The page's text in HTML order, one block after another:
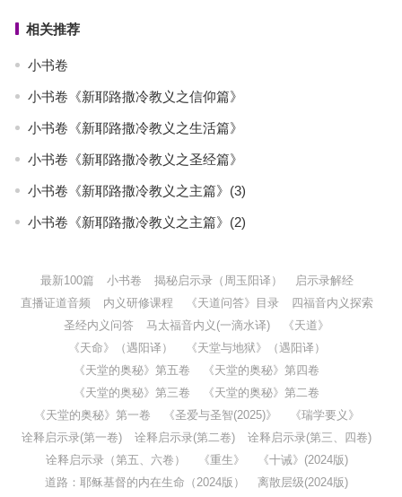
相关推荐
小书卷
小书卷《新耶路撒冷教义之信仰篇》
小书卷《新耶路撒冷教义之生活篇》
小书卷《新耶路撒冷教义之圣经篇》
小书卷《新耶路撒冷教义之主篇》(3)
小书卷《新耶路撒冷教义之主篇》(2)
最新100篇 小书卷 揭秘启示录（周玉阳译）
启示录解经
直播证道音频
内义研修课程 《天道问答》目录
四福音内义探索
圣经内义问答
马太福音内义(一滴水译)
《天道》
《天命》（遇阳译）
《天堂与地狱》（遇阳译）
《天堂的奥秘》第五卷
《天堂的奥秘》第四卷
《天堂的奥秘》第三卷
《天堂的奥秘》第二卷
《天堂的奥秘》第一卷
《圣爱与圣智(2025)》
《瑞学要义》
诠释启示录(第一卷)
诠释启示录(第二卷)
诠释启示录(第三、四卷)
诠释启示录（第五、六卷）
《重生》
《十诫》(2024版)
道路：耶稣基督的内在生命（2024版）
离散层级(2024版)